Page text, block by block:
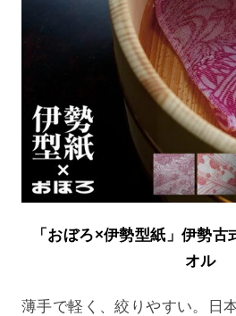
「おぼろ×伊勢型紙」伊勢古
オル
薄手で軽く、絞りやすい。日